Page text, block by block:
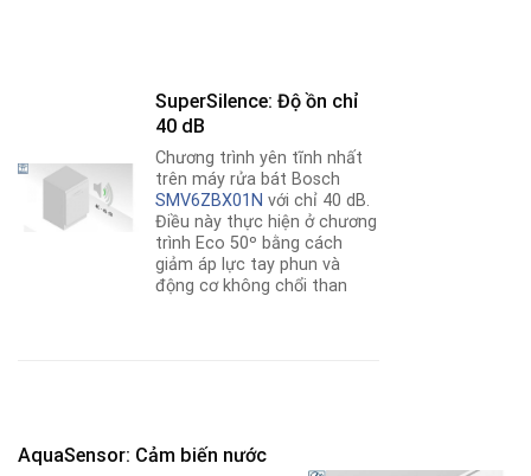
SuperSilence: Độ ồn chỉ
40 dB
Chương trình yên tĩnh nhất
trên máy rửa bát Bosch
SMV6ZBX01N với chỉ 40 dB.
Điều này thực hiện ở chương
trình Eco 50º bằng cách
giảm áp lực tay phun và
động cơ không chổi than
AquaSensor: Cảm biến nước